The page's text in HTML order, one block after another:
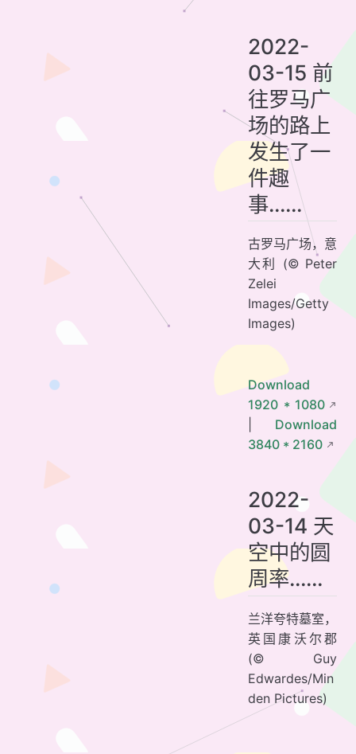
2022-
03-15 前
往罗马广
场的路上
发生了一
件趣
事……
古罗马广场，意
大利 (© Peter
Zelei
Images/Getty
Images)
Download
1920 * 1080
Download
3840 * 2160
2022-
03-14 天
空中的圆
周率……
兰洋夸特墓室，
英国康沃尔郡
(© Guy
Edwardes/Min
den Pictures)